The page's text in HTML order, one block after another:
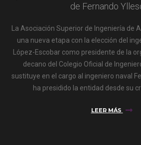
de Fernando
La Asociación Superior de Ingeniería de
una nueva etapa con la elección del
López-Escobar como presidente de la
decano del Colegio Oficial de
sustituye en el cargo al ingeniero naval
ha presidido la entidad desde su
LEER MÁS